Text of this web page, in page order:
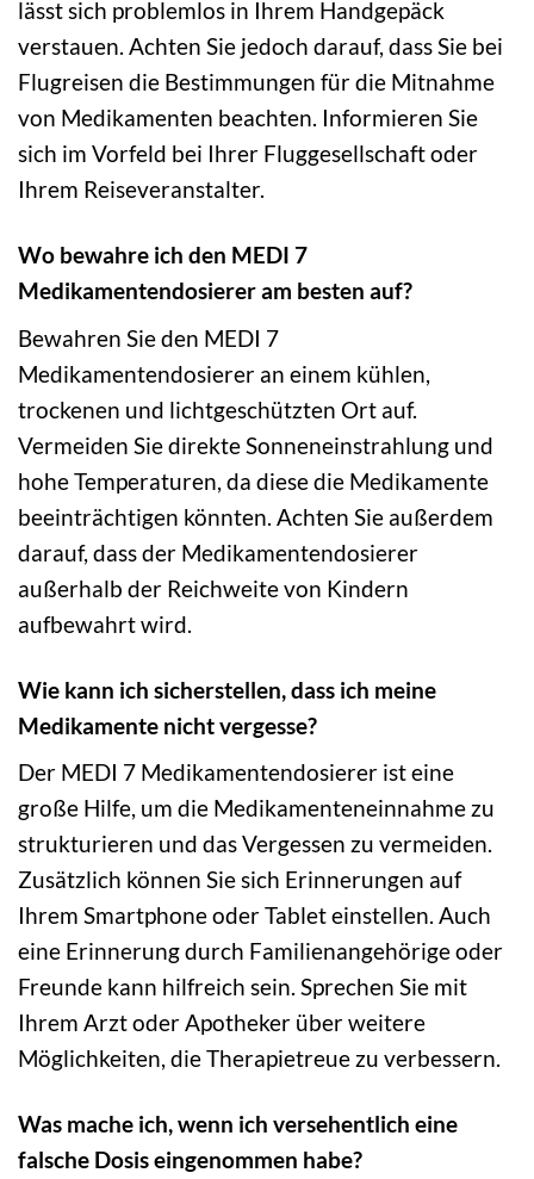
lässt sich problemlos in Ihrem Handgepäck
verstauen. Achten Sie jedoch darauf, dass Sie bei
Flugreisen die Bestimmungen für die Mitnahme
von Medikamenten beachten. Informieren Sie
sich im Vorfeld bei Ihrer Fluggesellschaft oder
Ihrem Reiseveranstalter.
Wo bewahre ich den MEDI 7
Medikamentendosierer am besten auf?
Bewahren Sie den MEDI 7
Medikamentendosierer an einem kühlen,
trockenen und lichtgeschützten Ort auf.
Vermeiden Sie direkte Sonneneinstrahlung und
hohe Temperaturen, da diese die Medikamente
beeinträchtigen könnten. Achten Sie außerdem
darauf, dass der Medikamentendosierer
außerhalb der Reichweite von Kindern
aufbewahrt wird.
Wie kann ich sicherstellen, dass ich meine
Medikamente nicht vergesse?
Der MEDI 7 Medikamentendosierer ist eine
große Hilfe, um die Medikamenteneinnahme zu
strukturieren und das Vergessen zu vermeiden.
Zusätzlich können Sie sich Erinnerungen auf
Ihrem Smartphone oder Tablet einstellen. Auch
eine Erinnerung durch Familienangehörige oder
Freunde kann hilfreich sein. Sprechen Sie mit
Ihrem Arzt oder Apotheker über weitere
Möglichkeiten, die Therapietreue zu verbessern.
Was mache ich, wenn ich versehentlich eine
falsche Dosis eingenommen habe?